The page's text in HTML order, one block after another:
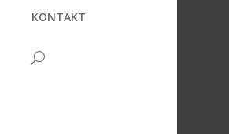
KONTAKT